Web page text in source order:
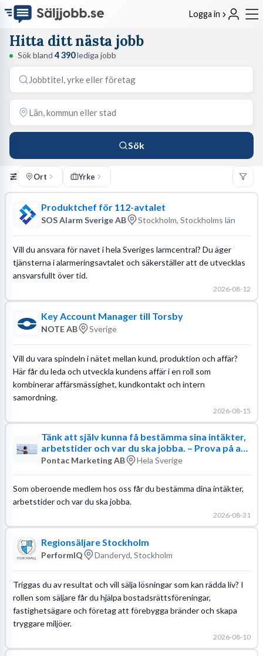
Logga in
Hitta ditt nästa jobb
Sök bland 4 390lediga jobb
Sök
Ort Yrke
Produktchef för 112-avtalet
SOS Alarm Sverige AB Stockholm, Stockholms län
Vill du ansvara för navet i hela Sveriges larmcentral? Du äger
tjänsterna i alarmeringsavtalet och säkerställer att de utvecklas
ansvarsfullt över tid.
2026-08-12
Key Account Manager till Torsby
NOTE AB Sverige
Vill du vara spindeln i nätet mellan kund, produktion och affär?
Här får du leda och utveckla kundens affär i en roll som
kombinerar affärsmässighet, kundkontakt och intern
samordning.
2026-08-15
Tänk att själv kunna få bestämma sina intäkter,
arbetstider och var du ska jobba. – Prova på att
vara din egen chef
Pontac Marketing AB Hela Sverige
Som oberoende medlem hos oss får du bestämma dina intäkter,
arbetstider och var du ska jobba.
2026-08-31
Regionsäljare Stockholm
PerformIQ Danderyd, Stockholm
Triggas du av resultat och vill sälja lösningar som kan rädda liv? I
rollen som säljare får du hjälpa bostadsrättsföreningar,
fastighetsägare och företag att förebygga bränder och skapa
tryggare miljöer.
2026-08-10